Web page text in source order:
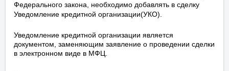
Федерального закона, необходимо добавлять в сделку
Уведомление кредитной организации(УКО).
Уведомление кредитной организации является
документом, заменяющим заявление о проведении сделки
в электронном виде в МФЦ.